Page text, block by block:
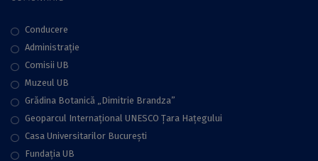
Conducere
Administraţie
Comisii UB
Muzeul UB
Grădina Botanică „Dimitrie Brandza”
Geoparcul Internațional UNESCO Țara Hațegului
Casa Universitarilor București
Fundaţia UB